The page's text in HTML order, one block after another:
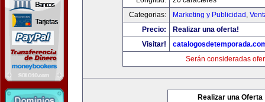
Categorias:
Marketing y Publicidad ,
Precio:
Realizar una oferta!
Visitar!
Serán consideradas
Realizar una Oferta